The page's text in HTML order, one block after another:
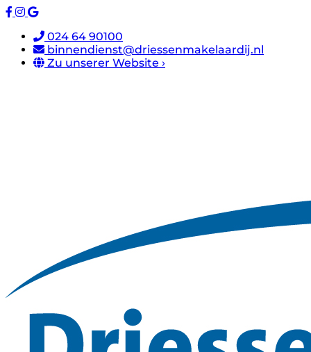
024 64 90100
binnendienst@driessenmakelaardij.nl
Zu unserer Website ›